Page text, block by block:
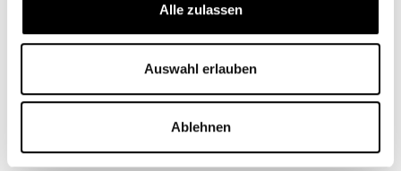
Alle zulassen
Auswahl erlauben
Ablehnen
AUSPUFF HALTER - BMW R12
CB12972